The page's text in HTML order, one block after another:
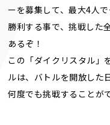
ーを募集して、最大4人
勝利する事で、挑戦した
あるぞ！
この「ダイクリスタル」
ルは、バトルを開放した
何度でも挑戦することが